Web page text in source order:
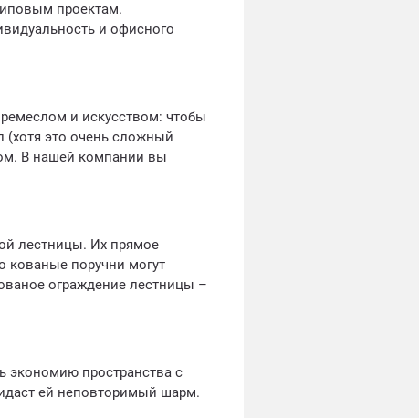
проектам.
и офисного
и искусством: чтобы
(хотя это очень сложный
В нашей компании вы
лестницы. Их прямое
кованые поручни могут
ограждение лестницы –
экономию пространства с
ей неповторимый шарм.